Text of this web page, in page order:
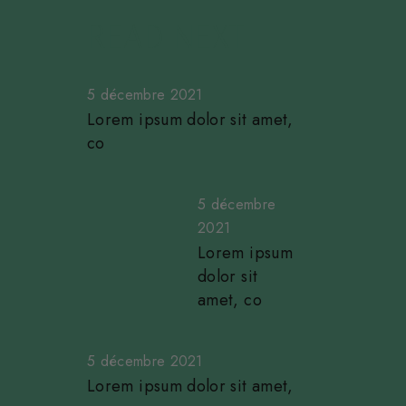
5 décembre 2021
Lorem ipsum dolor sit amet,
co
5 décembre
2021
Lorem ipsum
dolor sit
amet, co
5 décembre 2021
Lorem ipsum dolor sit amet,